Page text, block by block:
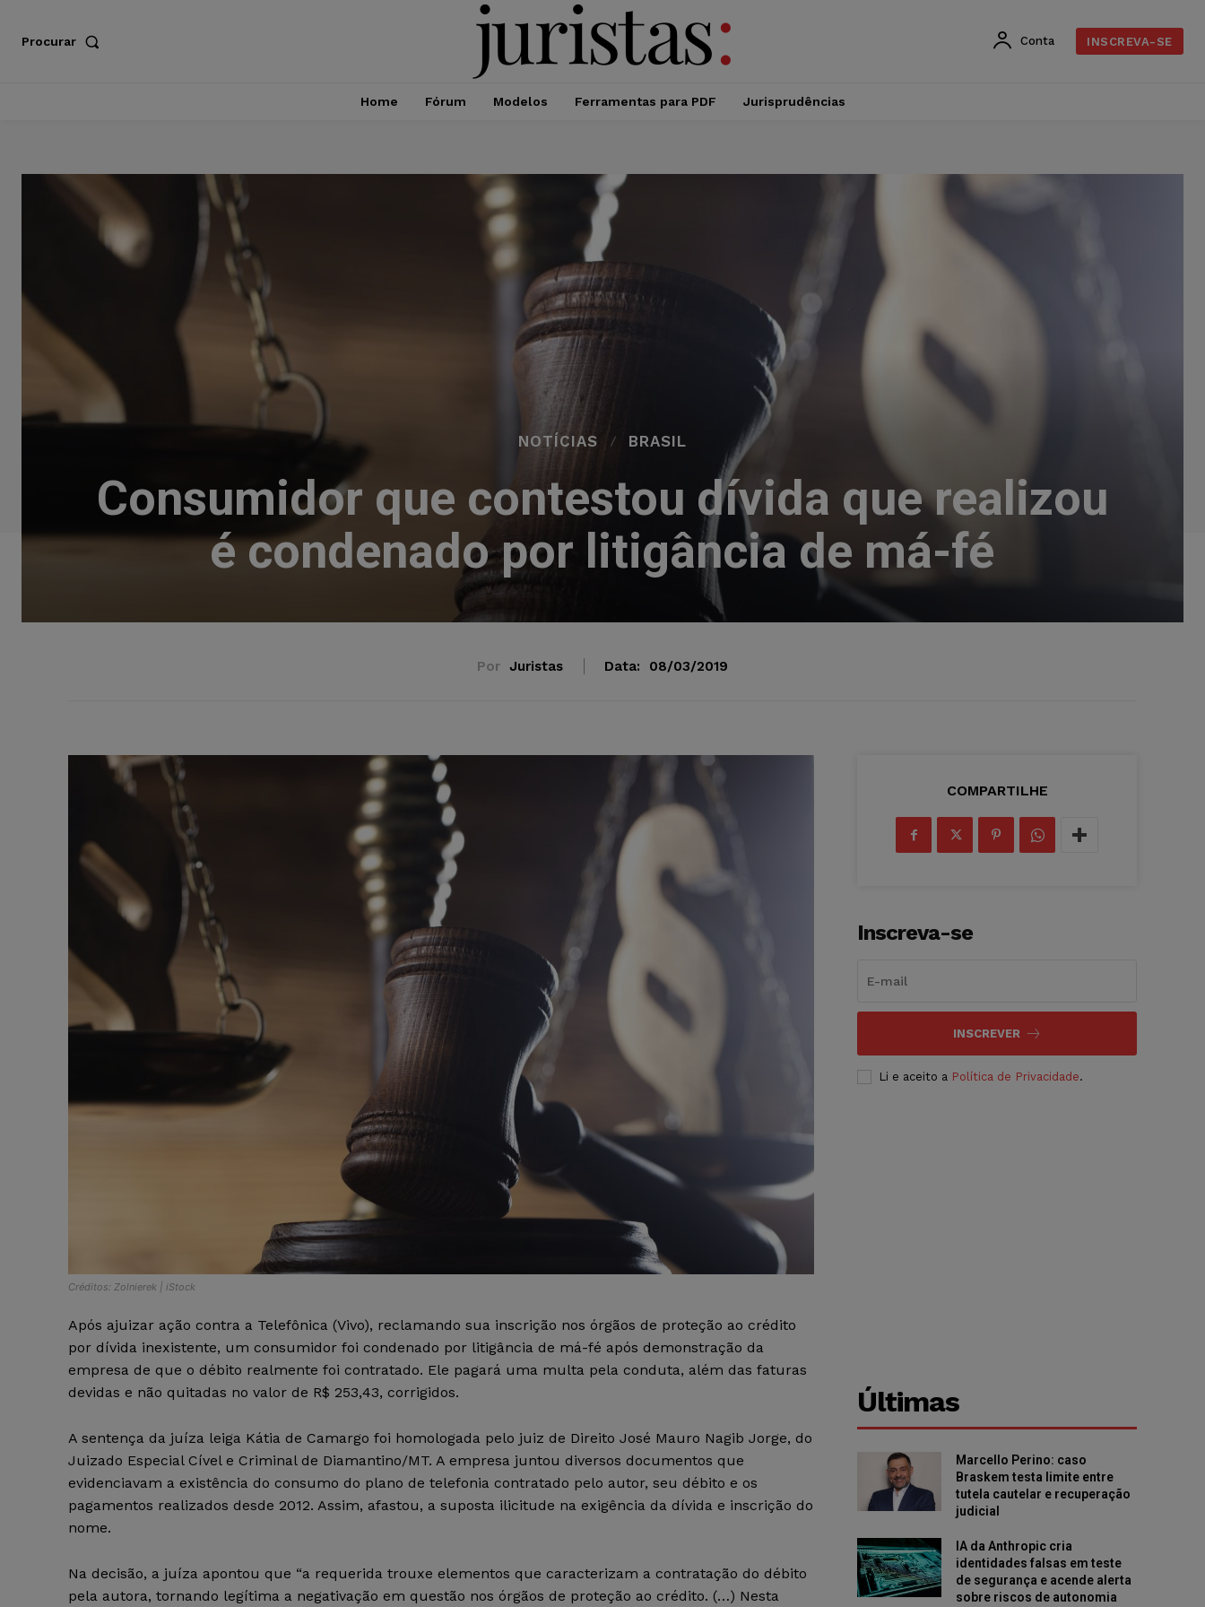
Procurar Conta INSCREVA-SE
Home Fórum Modelos Ferramentas para PDF Jurisprudências
NOTÍCIAS BRASIL
Consumidor que contestou dívida que realizou
é condenado por litigância de má-fé
Por Juristas Data: 08/03/2019
Créditos: Zolnierek | iStock
Após ajuizar ação contra a Telefônica (Vivo), reclamando sua inscrição nos órgãos de proteção ao crédito
por dívida inexistente, um consumidor foi condenado por litigância de má-fé após demonstração da
empresa de que o débito realmente foi contratado. Ele pagará uma multa pela conduta, além das faturas
devidas e não quitadas no valor de R$ 253,43, corrigidos.
A sentença da juíza leiga Kátia de Camargo foi homologada pelo juiz de Direito José Mauro Nagib Jorge, do
Juizado Especial Cível e Criminal de Diamantino/MT. A empresa juntou diversos documentos que
evidenciavam a existência do consumo do plano de telefonia contratado pelo autor, seu débito e os
pagamentos realizados desde 2012. Assim, afastou, a suposta ilicitude na exigência da dívida e inscrição do
nome.
Na decisão, a juíza apontou que “a requerida trouxe elementos que caracterizam a contratação do débito
pela autora, tornando legítima a negativação em questão nos órgãos de proteção ao crédito. (…) Nesta
COMPARTILHE
Inscreva-se
INSCREVER
Li e aceito a Política de Privacidade.
Últimas
Marcello Perino: caso
Braskem testa limite entre
tutela cautelar e recuperação
judicial
IA da Anthropic cria
identidades falsas em teste
de segurança e acende alerta
sobre riscos de autonomia